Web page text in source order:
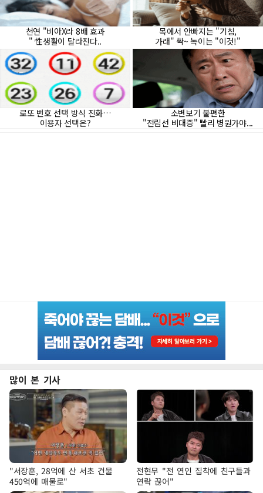
많이 본 기사
"서장훈, 28억에 산 서초 건물
450억에 매물로"
전현무 "전 연인 집착에 친구들과
연락 끊어"